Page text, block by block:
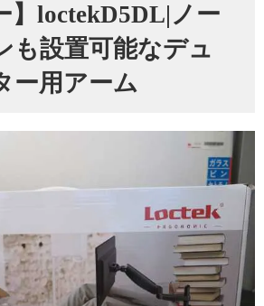
】loctekD5DL|ノー
も設置可能なデュ
ー用アーム